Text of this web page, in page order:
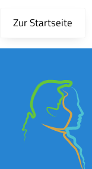
Zur Startseite